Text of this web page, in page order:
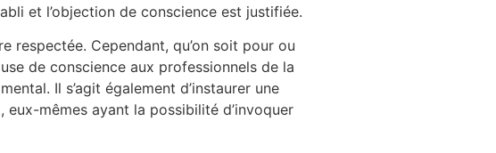
et l’objection de conscience est justifiée.
respectée. Cependant, qu’on soit pour ou
de conscience aux professionnels de la
Il s’agit également d’instaurer une
mêmes ayant la possibilité d’invoquer